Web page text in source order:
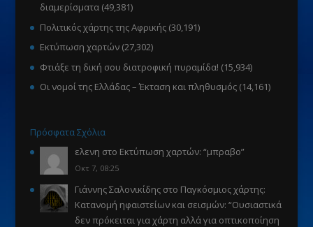
διαμερίσματα (49,381)
Πολιτικός χάρτης της Αφρικής (30,191)
Εκτύπωση χαρτών (27,302)
Φτιάξε τη δική σου διατροφική πυραμίδα! (15,934)
Οι νομοί της Ελλάδας – Έκταση και πληθυσμός (14,161)
Πρόσφατα Σχόλια
ελενη στο Εκτύπωση χαρτών: “μπραβο”
Οκτ 7, 08:25
Γιάννης Σαλονικίδηςστο Παγκόσμιος χάρτης:
Κατανομή ηφαιστείων και σεισμών: “Ουσιαστικά
δεν πρόκειται για χάρτη αλλά για οπτικοποίηση